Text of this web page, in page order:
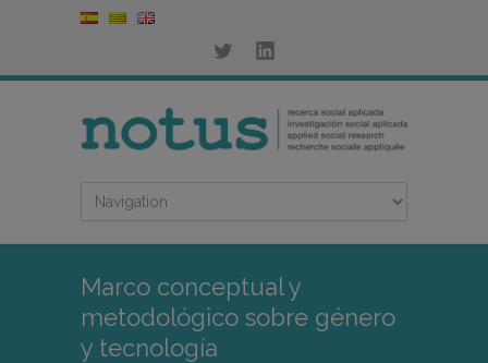
Marco conceptual y
metodológico sobre género
y tecnología